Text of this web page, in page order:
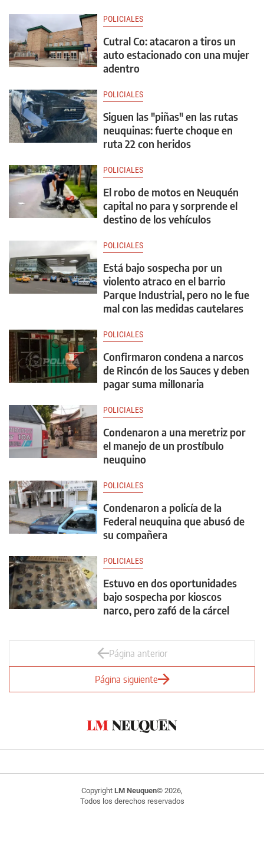
POLICIALES
Cutral Co: atacaron a tiros un
auto estacionado con una mujer
adentro
POLICIALES
Siguen las "piñas" en las rutas
neuquinas: fuerte choque en
ruta 22 con heridos
POLICIALES
El robo de motos en Neuquén
capital no para y sorprende el
destino de los vehículos
POLICIALES
Está bajo sospecha por un
violento atraco en el barrio
Parque Industrial, pero no le fue
mal con las medidas cautelares
POLICIALES
Confirmaron condena a narcos
de Rincón de los Sauces y deben
pagar suma millonaria
POLICIALES
Condenaron a una meretriz por
el manejo de un prostíbulo
neuquino
POLICIALES
Condenaron a policía de la
Federal neuquina que abusó de
su compañera
POLICIALES
Estuvo en dos oportunidades
bajo sospecha por kioscos
narco, pero zafó de la cárcel
Página anterior
Página siguiente
Copyright LM Neuquen© 2026,
Todos los derechos reservados